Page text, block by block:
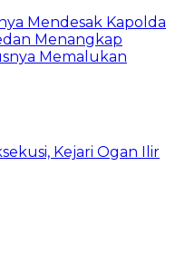
Mendesak Kapolda
Menangkap
Memalukan
Kejari Ogan Ilir